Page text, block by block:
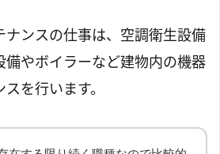
ナンスの仕事は、空調衛生設備
備やボイラーなど建物内の機器
を行います。